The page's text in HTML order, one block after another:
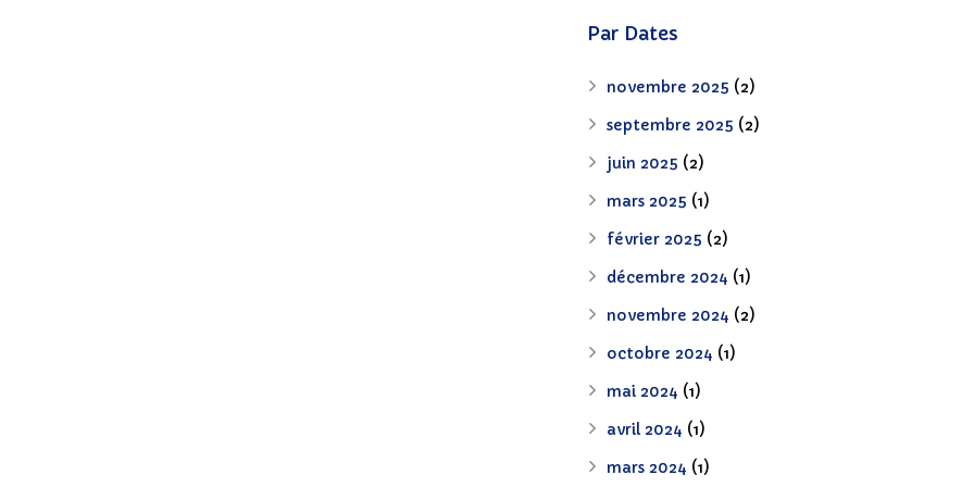
Par Dates
novembre 2025 (2)
septembre 2025 (2)
juin 2025 (2)
mars 2025 (1)
février 2025 (2)
décembre 2024 (1)
novembre 2024 (2)
octobre 2024 (1)
mai 2024 (1)
avril 2024 (1)
mars 2024 (1)